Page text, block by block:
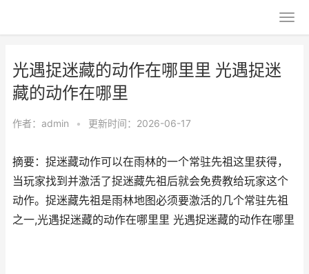
光遇捉迷藏的动作在哪里里 光遇捉迷
藏的动作在哪里
作者： admin • 更新时间：2026-06-17
摘要：捉迷藏动作可以在雨林的一个常驻先祖这里获得，
当玩家找到并激活了捉迷藏先祖后就会免费教给玩家这个
动作。捉迷藏先祖是雨林地图必须要激活的几个常驻先祖
之一,光遇捉迷藏的动作在哪里里 光遇捉迷藏的动作在哪里